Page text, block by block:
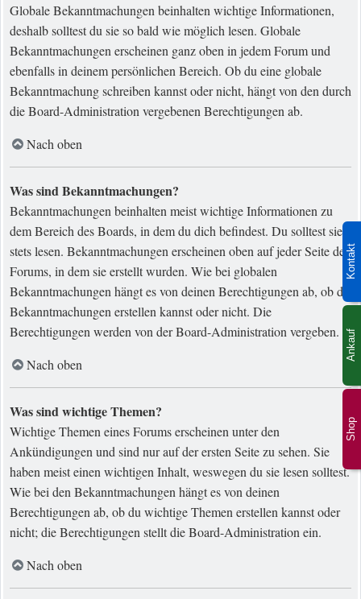
Shop
Kontakt
Ankauf
Globale Bekanntmachungen beinhalten wichtige Informationen,
deshalb solltest du sie so bald wie möglich lesen. Globale
Bekanntmachungen erscheinen ganz oben in jedem Forum und
ebenfalls in deinem persönlichen Bereich. Ob du eine globale
Bekanntmachung schreiben kannst oder nicht, hängt von den durch
die Board-Administration vergebenen Berechtigungen ab.
Nach oben
Was sind Bekanntmachungen?
Bekanntmachungen beinhalten meist wichtige Informationen zu
dem Bereich des Boards, in dem du dich befindest. Du solltest sie
stets lesen. Bekanntmachungen erscheinen oben auf jeder Seite des
Forums, in dem sie erstellt wurden. Wie bei globalen
Bekanntmachungen hängt es von deinen Berechtigungen ab, ob du
Bekanntmachungen erstellen kannst oder nicht. Die
Berechtigungen werden von der Board-Administration vergeben.
Nach oben
Was sind wichtige Themen?
Wichtige Themen eines Forums erscheinen unter den
Ankündigungen und sind nur auf der ersten Seite zu sehen. Sie
haben meist einen wichtigen Inhalt, weswegen du sie lesen solltest.
Wie bei den Bekanntmachungen hängt es von deinen
Berechtigungen ab, ob du wichtige Themen erstellen kannst oder
nicht; die Berechtigungen stellt die Board-Administration ein.
Nach oben